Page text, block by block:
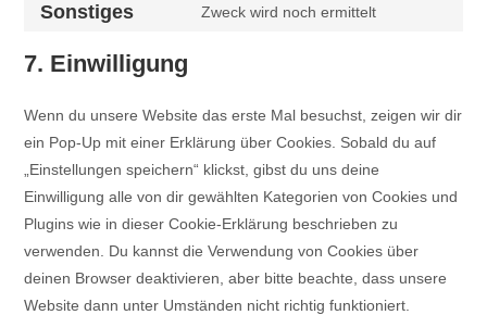
Sonstiges Zweck wird noch ermittelt
7. Einwilligung
Wenn du unsere Website das erste Mal besuchst, zeigen wir dir
ein Pop-Up mit einer Erklärung über Cookies. Sobald du auf
„Einstellungen speichern“ klickst, gibst du uns deine
Einwilligung alle von dir gewählten Kategorien von Cookies und
Plugins wie in dieser Cookie-Erklärung beschrieben zu
verwenden. Du kannst die Verwendung von Cookies über
deinen Browser deaktivieren, aber bitte beachte, dass unsere
Website dann unter Umständen nicht richtig funktioniert.